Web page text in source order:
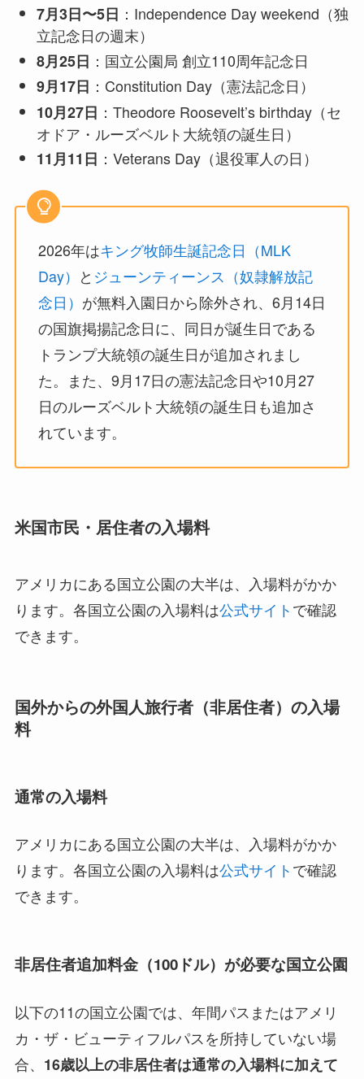
7月3日〜5日 ：Independence Day weekend（独
立記念日の週末）
8月25日 ：国立公園局 創立110周年記念日
9月17日 ：Constitution Day（憲法記念日）
10月27日 ：Theodore Roosevelt’s birthday（セ
オドア・ルーズベルト大統領の誕生日）
11月11日 ：Veterans Day（退役軍人の日）
2026年はキング牧師生誕記念日（MLK
Day） と ジューンティーンス（奴隷解放記
念日） が無料入園日から除外され、6月14日
の国旗掲揚記念日に、同日が誕生日である
トランプ大統領の誕生日が追加されまし
た。また、9月17日の憲法記念日や10月27
日のルーズベルト大統領の誕生日も追加さ
れています。
米国市民・居住者の入場料
アメリカにある国立公園の大半は、入場料がかか
ります。各国立公園の入場料は公式サイトで確認
できます。
国外からの外国人旅行者（非居住者）の入場
料
通常の入場料
アメリカにある国立公園の大半は、入場料がかか
ります。各国立公園の入場料は公式サイトで確認
できます。
非居住者追加料金（100ドル）が必要な国立公園
以下の11の国立公園では、年間パスまたはアメリ
カ・ザ・ビューティフルパスを所持していない場
合、 16歳以上の非居住者は通常の入場料に加えて